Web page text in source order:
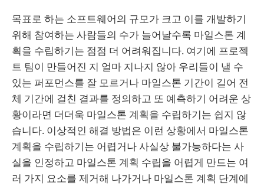
목표로 하는 소프트웨어의 규모가 크고 이를 개발하기
위해 참여하는 사람들의 수가 늘어날수록 마일스톤 계
획을 수립하기는 점점 더 어려워집니다. 여기에 프로젝
트 팀이 만들어진 지 얼마 지나지 않아 우리들이 낼 수
있는 퍼포먼스를 잘 모르거나 마일스톤 기간이 길어 전
체 기간에 걸친 결과를 정의하고 또 예측하기 어려운 상
황이라면 더더욱 마일스톤 계획을 수립하기는 쉽지 않
습니다. 이상적인 해결 방법은 이런 상황에서 마일스톤
계획을 수립하기는 어렵거나 사실상 불가능하다는 사
실을 인정하고 마일스톤 계획 수립을 어렵게 만드는 여
러 가지 요소를 제거해 나가거나 마일스톤 계획 단계에